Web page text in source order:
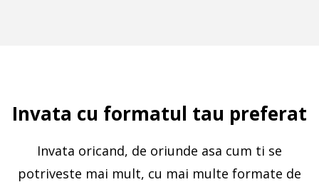
Invata cu formatul tau preferat
Invata oricand, de oriunde asa cum ti se
potriveste mai mult, cu mai multe formate de